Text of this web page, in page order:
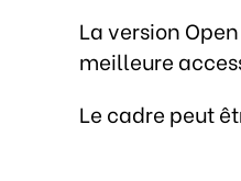
La version
meilleure
Le cadre peut